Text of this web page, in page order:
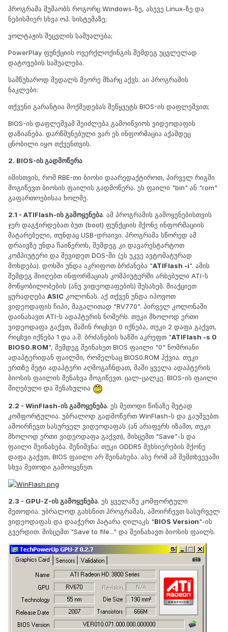
პროგრამა მუშაობს როგორც Windows-ზე, ასევე Linux-ზე და
ნებისმიერ სხვა ოპ. სისტემაზე;
ვოლტაჟის შეცვლის საშუალება;
PowerPlay ფუნქციის ოვერქლოქინგის შემდეგ უცვლელად
დატოვების საშუალება.
სამწუხაროდ მედალს მეორე მხარც აქვს. აი პროგრამის
ნაკლები:
თქვენი გარანტია მოქმედებას შეწყვეტს BIOS-ის დაფლეშვით;
BIOS-ის დაფლეშვამ შეიძლება გამოიწვიოს ვიდეოდაფის
დაზიანება. დარწმუნებული ვარ ეს ინფორმაცია აქამდეც
ცნობილი იყო თქვენთვის.
2. BIOS-ის გადმოწერა
იმისთვის, რომ RBE-თი ბიოსი დაარედაქტიროთ, პირველ რიგში
მოგიწევთ ბიოსის ფაილის გადმოწერა. ეს ფაილი "bin" ან "rom"
გაფართოებისაა ხოლმე.
2.1 - ATIFlash-ის გამოყენება. ამ პროგრამის გამოყენებისთვის
ჯერ დაგჭირდებათ ბუთ (boot) ფუნქციის მქონე ინფორმაციის
მატარებელი, თუნდაც USB-დრაივი. პროგრამა სწორედ ამ
დრაივზე უნდა ჩაიწეროს, შემდეგ კი დავარესტარტოთ
კომპიუტერი და შევიდეთ DOS-ში (ეს უკვე ავტომატურად
მოხდება). დოსში უნდა აკრიფოთ ბრძანება "ATIFlash -i". ამის
შემდეგ მიიღებთ ინფორმაციას კომპიუტერში არსებული ATI-ს
მოწყობილობების (ანუ ვიდეოდაფების) შესახებ. მიაქციეთ
ყურადღება ASIC კოლონას. აქ თქვენ უნდა იპოვოთ
ვიდეოდაფის ჩიპი, მაგალითად "RV770". პირველ კოლონაში
დაინახავთ ATI-ს ადაპტერის ნომერს. თუკი მხოლოდ ერთი
ვიდეოდაფა გაქვთ, მაშინ რიცხვი 0 იქნება, თუკი 2 დაფა გაქვთ,
რიცხვი იქნება 1 და ა.შ. ბრძანების ხაზში აკრეფთ "ATIFlash -s 0
BIOS0.ROM", შემდეგ შეინახეთ BIOS ფაილი "0" ნომრიანი
ადაპტერიდან ფაილში, რომელსაც BIOS0.ROM ჰქვია. თუკი
ერთზე მეტი ადაპტერი აღმოგაჩნდათ, მაში ყველა ადაპტერის
ბიოსის ფაილის შენახვა მოგიწევთ. ცალ-ცალკე. BIOS-ის ფაილი
მიღებული და შენახულია
2.2 - WinFlash-ის გამოყენება. ეს მეთოდი წინაზე მეტად
კომფორტულია. უბრალოდ გადმოწერთ WinFlash-ს და გაუშვებთ.
ამოირჩევთ სასურველ ვიდეოდაფას (ან არაფერს იზამთ, თუკი
მხოლოდ ერთი ვიდეოდაფა გაქვთ), მისცემთ "Save"-ს და
ფაილი შეინახება. შენიშვნა: თუკი GDDR5 მეხსიერების მქონე
დაფა გაქვთ, BIOS ფაილი არ შეინახება. ასე რომ ამ შემთხვევაში
სხვა მეთოდი გამოიყენეთ.
2.3 - GPU-Z-ის გამოყენება. ეს ყველაზე კომფორტული
მეთოდია. უბრალოდ გახსნით პროგრამას, ამოირჩევთ სასურველ
ვიდეოდაფას და დააჭერთ პატარა ღილაკს "BIOS Version"-ის
გვერდით. მისცემთ "Save to file..." და შეინახავთ ბიოსის ფაილს.